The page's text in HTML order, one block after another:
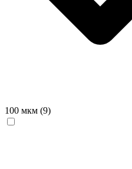
100 мкм (9)